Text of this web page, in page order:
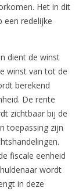
Het in dit
een redelijke
dient de winst
winst van tot de
berekend
De rente
zichtbaar bij de
toepassing zijn
fiscale eenheid
wordt
in deze